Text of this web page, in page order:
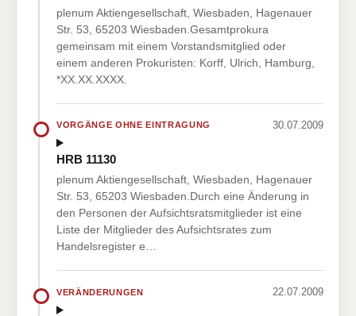
plenum Aktiengesellschaft, Wiesbaden, Hagenauer
Str. 53, 65203 Wiesbaden.Gesamtprokura
gemeinsam mit einem Vorstandsmitglied oder
einem anderen Prokuristen: Korff, Ulrich, Hamburg,
*XX.XX.XXXX.
VORGÄNGE OHNE EINTRAGUNG 30.07.2009
HRB 11130
plenum Aktiengesellschaft, Wiesbaden, Hagenauer
Str. 53, 65203 Wiesbaden.Durch eine Änderung in
den Personen der Aufsichtsratsmitglieder ist eine
Liste der Mitglieder des Aufsichtsrates zum
Handelsregister e…
VERÄNDERUNGEN 22.07.2009